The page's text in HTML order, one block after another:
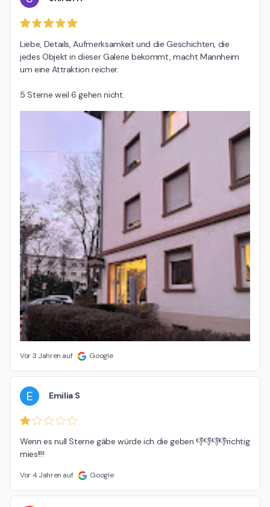
Liebe, Details, Aufmerksamkeit und die Geschichten, die
jedes Objekt in dieser Galerie bekommt, macht Mannheim
um eine Attraktion reicher.
5 Sterne weil 6 gehen nicht.
Vor 3 Jahren auf Google
E Emilia S
Wenn es null Sterne gäbe würde ich die geben 👎👎👎👎richtig
mies!!!!
Vor 4 Jahren auf Google